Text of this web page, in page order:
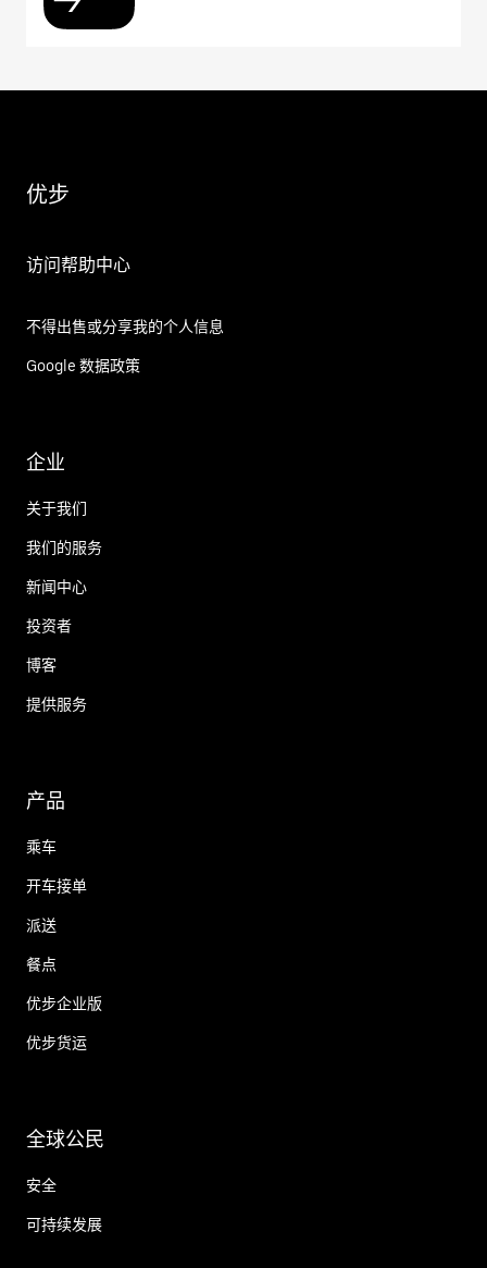
优步
访问帮助中心
不得出售或分享我的个人信息
Google 数据政策
企业
关于我们
我们的服务
新闻中心
投资者
博客
提供服务
产品
乘车
开车接单
派送
餐点
优步企业版
优步货运
全球公民
安全
可持续发展